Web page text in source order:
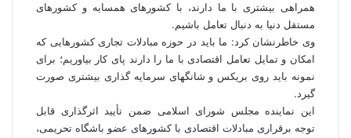
همراهی بیشتری با ما دارند، با کشورهای همسایه و کشورهای
مستقل دنیا به دنبال تعامل باشیم.
وی خاطرنشان کرد: ما باید در حوزه مبادلات تجاری کشورهایی که
امکان و تمایل تعامل اقتصادی با ما را دارند پای کار بیاوریم؛ برای
نمونه باید روی بریکس و شانگهای سرمایه گذاری بیشتری صورت
گیرد.
این نماینده مجلس شورای اسلامی ضمن تأیید اثرگذاری قابل
توجه برقراری مبادلات اقتصادی با کشورهای عضو باشگاه تحریمی،